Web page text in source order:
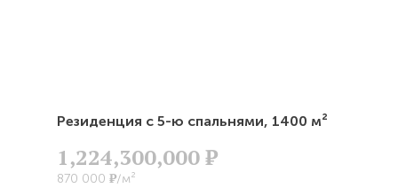
Резиденция с 5-ю спальнями, 1400 м²
1,224,300,000Р
870 000 Р/м²